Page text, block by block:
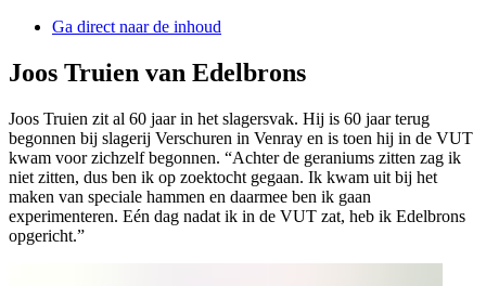
Ga direct naar de inhoud
Joos Truien van Edelbrons
Joos Truien zit al 60 jaar in het slagersvak. Hij is 60 jaar terug
begonnen bij slagerij Verschuren in Venray en is toen hij in de VUT
kwam voor zichzelf begonnen. “Achter de geraniums zitten zag ik
niet zitten, dus ben ik op zoektocht gegaan. Ik kwam uit bij het
maken van speciale hammen en daarmee ben ik gaan
experimenteren. Eén dag nadat ik in de VUT zat, heb ik Edelbrons
opgericht.”